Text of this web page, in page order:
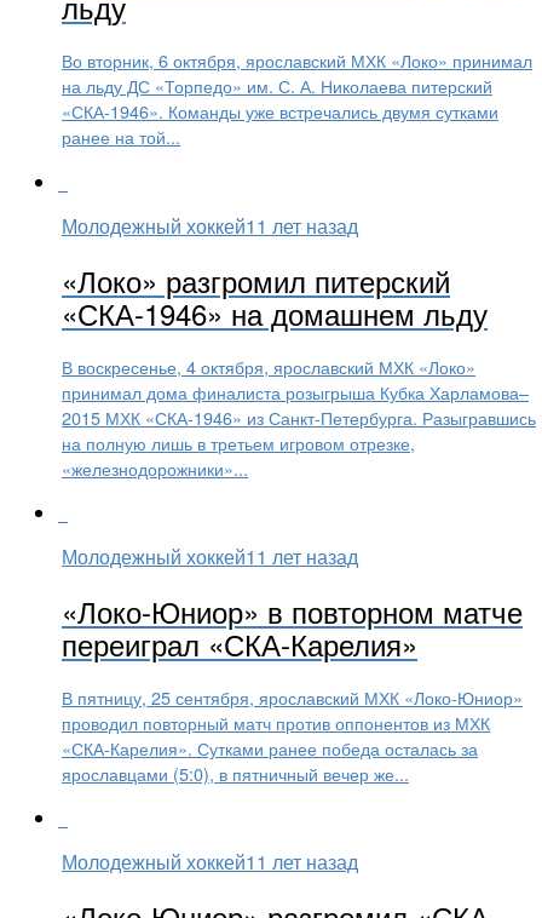
Во вторник, 6 октября, ярославский МХК «Локо» принимал
на льду ДС «Торпедо» им. С. А. Николаева питерский
«СКА-1946». Команды уже встречались двумя сутками
ранее на той...
Молодежный хоккей11 лет назад
«Локо» разгромил питерский
«СКА-1946» на домашнем льду
В воскресенье, 4 октября, ярославский МХК «Локо»
принимал дома финалиста розыгрыша Кубка Харламова–
2015 МХК «СКА-1946» из Санкт-Петербурга. Разыгравшись
на полную лишь в третьем игровом отрезке,
«железнодорожники»...
Молодежный хоккей11 лет назад
«Локо-Юниор» в повторном матче
переиграл «СКА-Карелия»
В пятницу, 25 сентября, ярославский МХК «Локо-Юниор»
проводил повторный матч против оппонентов из МХК
«СКА-Карелия». Сутками ранее победа осталась за
ярославцами (5:0), в пятничный вечер же...
Молодежный хоккей11 лет назад